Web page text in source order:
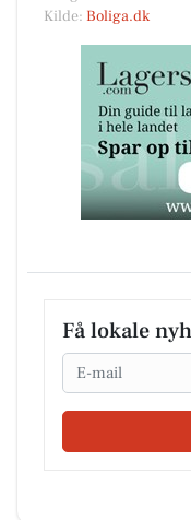
Kilde: Boliga.dk
Få lokale
Email